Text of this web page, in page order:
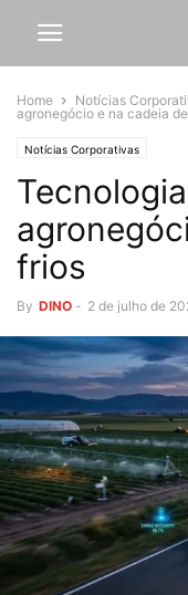
Home Notícias
agronegócio e na cadeia
Notícias Corporativas
frios
By DINO - 2 de julho de